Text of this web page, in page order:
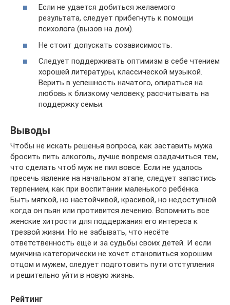
Если не удается добиться желаемого
результата, следует прибегнуть к помощи
психолога (вызов на дом).
Не стоит допускать созависимость.
Следует поддерживать оптимизм в себе чтением
хорошей литературы, классической музыкой.
Верить в успешность начатого, опираться на
любовь к близкому человеку, рассчитывать на
поддержку семьи.
Выводы
Чтобы не искать решенья вопроса, как заставить мужа
бросить пить алкоголь, лучше вовремя озадачиться тем,
что сделать чтоб муж не пил вовсе. Если не удалось
пресечь явление на начальном этапе, следует запастись
терпением, как при воспитании маленького ребёнка.
Быть мягкой, но настойчивой, красивой, но недоступной
когда он пьян или противится лечению. Вспомнить все
женские хитрости для поддержания его интереса к
трезвой жизни. Но не забывать, что несёте
ответственность ещё и за судьбы своих детей. И если
мужчина категорически не хочет становиться хорошим
отцом и мужем, следует подготовить пути отступления
и решительно уйти в новую жизнь.
Рейтинг